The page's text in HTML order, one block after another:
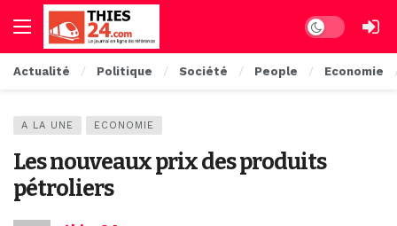
Dark mode
Actualité Politique Société People Economie
A LA UNE ECONOMIE
Les nouveaux prix des produits
pétroliers